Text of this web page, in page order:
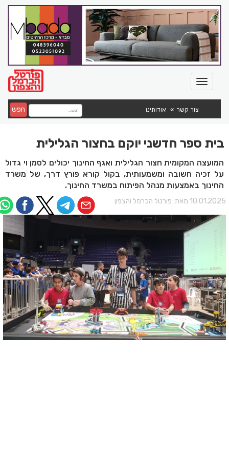
צור קשר אודותינו חפש
בית ספר חדשני יוקם בחצור הגלילית
המועצה המקומית חצור הגלילית ואגף החינוך יכולים לסמן וי גדול
על זכיה חשובה ומשמעותית, בקול קורא פורץ דרך, של משרד
החינוך באמצעות מנהל הפיתוח במשרד החינוך.
מאת: פורטל הכרמל והצפון